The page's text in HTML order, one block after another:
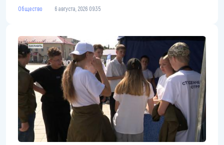
Общество 6 августа, 2026 09:35